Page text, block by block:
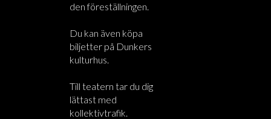
den föreställningen.
Du kan även köpa
biljetter på Dunkers
kulturhus.
Till teatern tar du dig
lättast med
kollektivtrafik.